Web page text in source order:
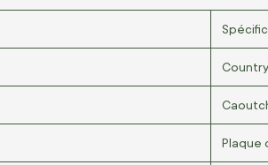
Country
Plaque